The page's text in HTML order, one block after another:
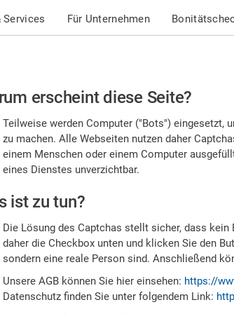
Services Für Unternehmen
erscheint diese Seite?
Teilweise werden Computer ("Bots") eingesetzt,
zu machen. Alle Webseiten nutzen daher
einem Menschen oder einem Computer
eines Dienstes unverzichtbar.
ist zu tun?
Die Lösung des Captchas stellt sicher, dass
daher die Checkbox unten und klicken Sie den
sondern eine reale Person sind. Anschließend
Unsere AGB können Sie hier einsehen: https://
Datenschutz finden Sie unter folgendem Link: